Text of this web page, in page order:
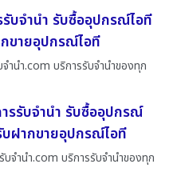
บจำนำ รับซื้ออุปกรณ์ไอที
ขายอุปกรณ์ไอที
านํา.com บริการรับจำนำของทุก
รรับจำนำ รับซื้ออุปกรณ์
บฝากขายอุปกรณ์ไอที
จํานํา.com บริการรับจำนำของทุก